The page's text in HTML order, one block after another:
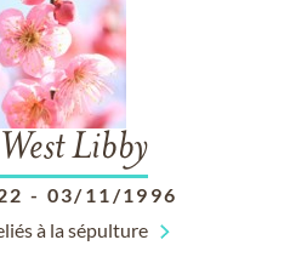
Libby
- 03/11/1996
à la sépulture